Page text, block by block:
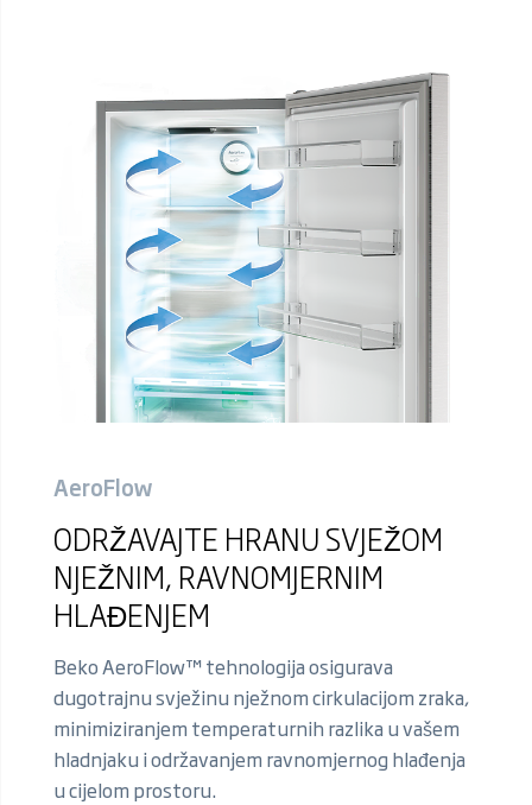
AeroFlow
ODRŽAVAJTE HRANU SVJEŽOM
NJEŽNIM, RAVNOMJERNIM
HLAĐENJEM
Beko AeroFlow™ tehnologija osigurava
dugotrajnu svježinu nježnom cirkulacijom zraka,
minimiziranjem temperaturnih razlika u vašem
hladnjaku i održavanjem ravnomjernog hlađenja
u cijelom prostoru.